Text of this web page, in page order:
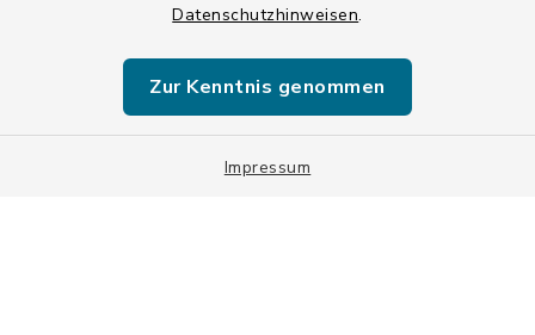
Datenschutzhinweisen.
Zur Kenntnis genommen
Impressum
Sitemap